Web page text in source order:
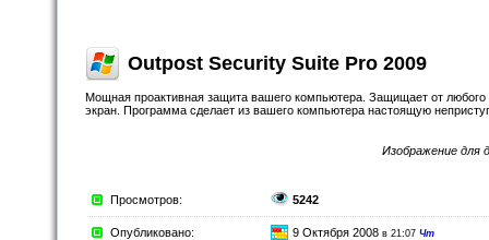
Outpost Security Suite Pro 2009
Мощная проактивная защита вашего компьютера. Защищает от
экран. Программа сделает из вашего компьютера настоящую
Изображение для
Просмотров: 5242
Опубликовано: 9 Октября 2008 в 21:07 Чт